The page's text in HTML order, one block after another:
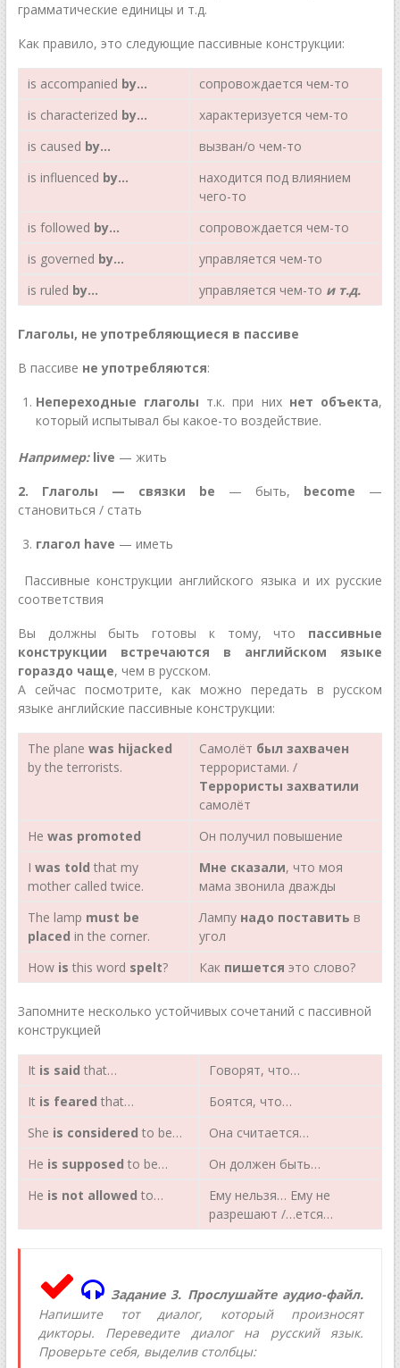
грамматические единицы и т.д.
Как правило, это следующие пассивные конструкции:
is accompanied by…
сопровождается чем-то
is characterized by…
характеризуется чем-то
is caused by…
вызван/о чем-то
is influenced by…
находится под влиянием
чего-то
is followed by…
сопровождается чем-то
is governed by…
управляется чем-то
is ruled by… управляется чем-то и т.д.
Глаголы, не употребляющиеся в пассиве
В пассиве неупотребляются:
Непереходные глаголы т.к. при них нет объекта,
который испытывал бы какое-то воздействие.
Например: live — жить
2.
Глаголы — связки be — быть, become —
становиться / стать
глагол have — иметь
Пассивные конструкции английского языка и их русские
соответствия
Вы должны быть готовы к тому, что пассивные
конструкции встречаются в английском языке
гораздо чаще, чем в русском.
А сейчас посмотрите, как можно передать в русском
языке английские пассивные конструкции:
The plane was hijacked
by the terrorists.
Самолёт был захвачен
террористами. /
Террористы захватили
самолёт
Не was promoted
Он получил повышение
I was told that my
mother called twice.
Мне сказали, что моя
мама звонила дважды
The lamp must be
placed in the corner.
Лампу надо поставить в
угол
How is this word spelt? Как пишется это слово?
Запомните несколько устойчивых сочетаний с пассивной
конструкцией
It is said that…
Говорят, что…
It is feared that…
Боятся, что…
She is considered to be…
Она считается…
He is supposed to be…
Он должен быть…
He is not allowed to…
Ему нельзя… Ему не
разрешают /…ется…
Задание 3. Прослушайте аудио-файл.
Напишите тот диалог, который произносят
дикторы. Переведите диалог на русский язык.
Проверьте себя, выделив столбцы: